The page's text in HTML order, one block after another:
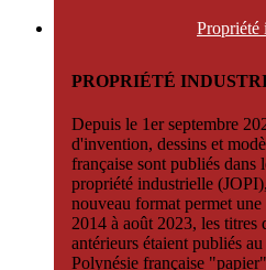
Propriété
PROPRIÉTÉ
Depuis le 1er septembre
d'invention, dessins et
française sont publiés
propriété industrielle
nouveau format permet
2014 à août 2023, les titres
antérieurs étaient publiés
Polynésie française